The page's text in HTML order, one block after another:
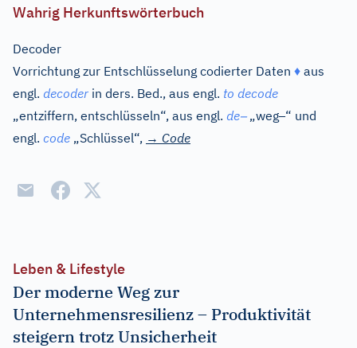
Wahrig Herkunftswörterbuch
Decoder
Vorrichtung zur Entschlüsselung codierter Daten ♦ aus
engl. decoder in ders. Bed., aus engl. to decode
„entziffern, entschlüsseln“, aus engl. de–„weg–“ und
engl. code „Schlüssel“, → Code
Leben & Lifestyle
Der moderne Weg zur
Unternehmensresilienz – Produktivität
steigern trotz Unsicherheit